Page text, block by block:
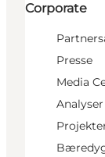
Corporate
Presse
Media